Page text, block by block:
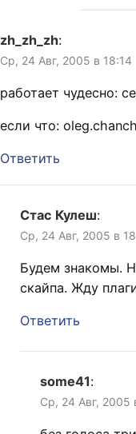
zh_zh_zh:
Ср, 24 Авг, 2005 в 18:14
работает чудесно:
если что:
Ответить
Стас Кулеш:
Ср, 24 Авг, 2005 в
Будем знакомы.
скайпа. Жду
Ответить
some41:
Ср, 24 Авг, 2005